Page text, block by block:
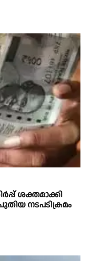
ശക്തമാക്കി
നടപടിക്രമം